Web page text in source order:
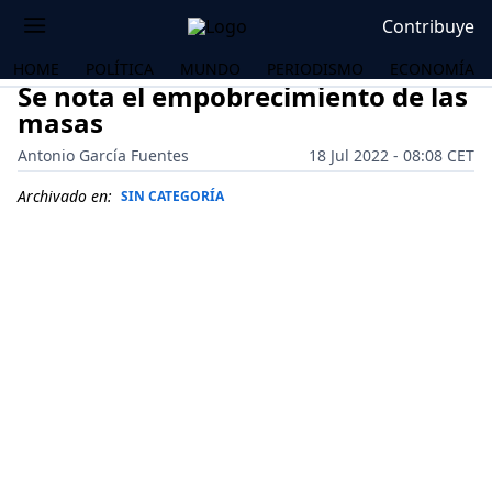
Contribuye
HOME POLÍTICA MUNDO PERIODISMO ECONOMÍA
Se nota el empobrecimiento de las
masas
Antonio García Fuentes
18 Jul 2022 - 08:08 CET
Archivado en: SIN CATEGORÍA